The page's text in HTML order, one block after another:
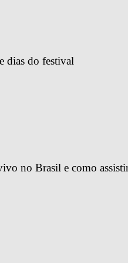
dias do festival
no Brasil e como